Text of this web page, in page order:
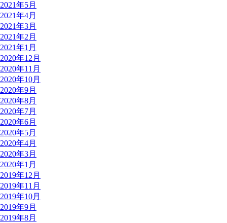
2021年5月
2021年4月
2021年3月
2021年2月
2021年1月
2020年12月
2020年11月
2020年10月
2020年9月
2020年8月
2020年7月
2020年6月
2020年5月
2020年4月
2020年3月
2020年1月
2019年12月
2019年11月
2019年10月
2019年9月
2019年8月